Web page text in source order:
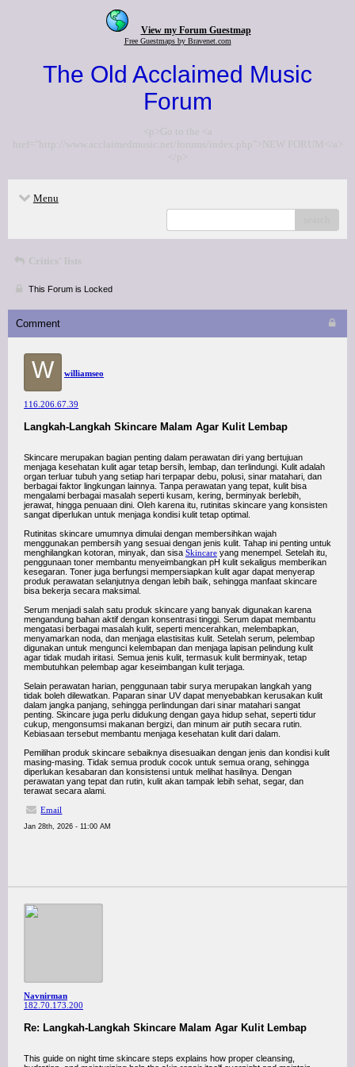
View my Forum Guestmap
Free Guestmaps by Bravenet.com
The Old Acclaimed Music
Forum
<p>Go to the <a
href="http://www.acclaimedmusic.net/forums/index.php">NEW FORUM</a>
</p>
Menu
Critics' lists
This Forum is Locked
Comment
W williamseo
116.206.67.39
Langkah-Langkah Skincare Malam Agar Kulit Lembap
Skincare merupakan bagian penting dalam perawatan diri yang bertujuan
menjaga kesehatan kulit agar tetap bersih, lembap, dan terlindungi. Kulit adalah
organ terluar tubuh yang setiap hari terpapar debu, polusi, sinar matahari, dan
berbagai faktor lingkungan lainnya. Tanpa perawatan yang tepat, kulit bisa
mengalami berbagai masalah seperti kusam, kering, berminyak berlebih,
jerawat, hingga penuaan dini. Oleh karena itu, rutinitas skincare yang konsisten
sangat diperlukan untuk menjaga kondisi kulit tetap optimal.
Rutinitas skincare umumnya dimulai dengan membersihkan wajah
menggunakan pembersih yang sesuai dengan jenis kulit. Tahap ini penting untuk
menghilangkan kotoran, minyak, dan sisa Skincare yang menempel. Setelah itu,
penggunaan toner membantu menyeimbangkan pH kulit sekaligus memberikan
kesegaran. Toner juga berfungsi mempersiapkan kulit agar dapat menyerap
produk perawatan selanjutnya dengan lebih baik, sehingga manfaat skincare
bisa bekerja secara maksimal.
Serum menjadi salah satu produk skincare yang banyak digunakan karena
mengandung bahan aktif dengan konsentrasi tinggi. Serum dapat membantu
mengatasi berbagai masalah kulit, seperti mencerahkan, melembapkan,
menyamarkan noda, dan menjaga elastisitas kulit. Setelah serum, pelembap
digunakan untuk mengunci kelembapan dan menjaga lapisan pelindung kulit
agar tidak mudah iritasi. Semua jenis kulit, termasuk kulit berminyak, tetap
membutuhkan pelembap agar keseimbangan kulit terjaga.
Selain perawatan harian, penggunaan tabir surya merupakan langkah yang
tidak boleh dilewatkan. Paparan sinar UV dapat menyebabkan kerusakan kulit
dalam jangka panjang, sehingga perlindungan dari sinar matahari sangat
penting. Skincare juga perlu didukung dengan gaya hidup sehat, seperti tidur
cukup, mengonsumsi makanan bergizi, dan minum air putih secara rutin.
Kebiasaan tersebut membantu menjaga kesehatan kulit dari dalam.
Pemilihan produk skincare sebaiknya disesuaikan dengan jenis dan kondisi kulit
masing-masing. Tidak semua produk cocok untuk semua orang, sehingga
diperlukan kesabaran dan konsistensi untuk melihat hasilnya. Dengan
perawatan yang tepat dan rutin, kulit akan tampak lebih sehat, segar, dan
terawat secara alami.
Email
Jan 28th, 2026 - 11:00 AM
Navnirman
182.70.173.200
Re: Langkah-Langkah Skincare Malam Agar Kulit Lembap
This guide on night time skincare steps explains how proper cleansing,